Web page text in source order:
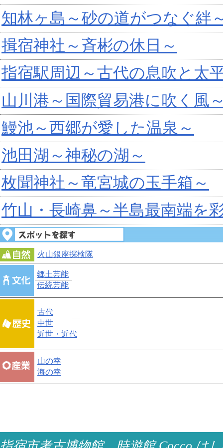
知林ヶ島～砂の道がつなぐ絆
揖宿神社～斉彬の休日～
指宿駅周辺～古代の息吹と太
山川港～国際貿易港に吹く風
鰻池～西郷が愛した温泉～
池田湖～神秘の湖～
枚聞神社～竜宮城の玉手箱～
竹山・長崎鼻～半島最南端を
火山銀座探検隊
郷土芸能
伝統芸能
古代
中世
近世・近代
山の幸
海の幸